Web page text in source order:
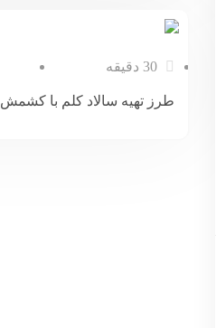
طرز تهیه سالاد کلم با کشمش